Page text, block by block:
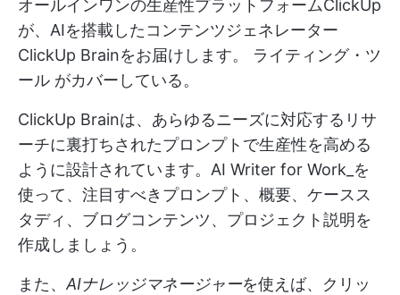
オールインワンの生産性プラットフォームClickUp
が、AIを搭載したコンテンツジェネレーター
ClickUp Brainをお届けします。 ライティング・ツ
ール がカバーしている。
ClickUp Brainは、あらゆるニーズに対応するリサ
ーチに裏打ちされたプロンプトで生産性を高める
ように設計されています。AI Writer for Work_を
使って、注目すべきプロンプト、概要、ケースス
タディ、ブログコンテンツ、プロジェクト説明を
作成しましょう。
また、 AIナレッジマネージャーを使えば、クリッ